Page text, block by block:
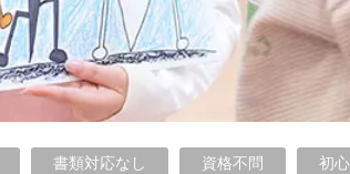
書類対応なし 資格不問 初